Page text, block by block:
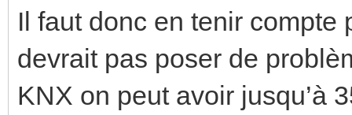
Il faut donc en tenir
devrait pas poser de
KNX on peut avoir jusqu’à